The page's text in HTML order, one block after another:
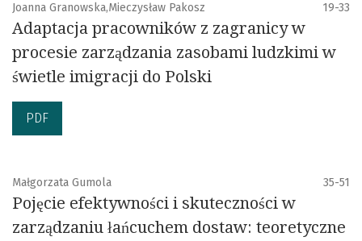
Joanna Granowska,Mieczysław Pakosz 19-33
Adaptacja pracowników z zagranicy w
procesie zarządzania zasobami ludzkimi w
świetle imigracji do Polski
PDF
Małgorzata Gumola 35-51
Pojęcie efektywności i skuteczności w
zarządzaniu łańcuchem dostaw: teoretyczne